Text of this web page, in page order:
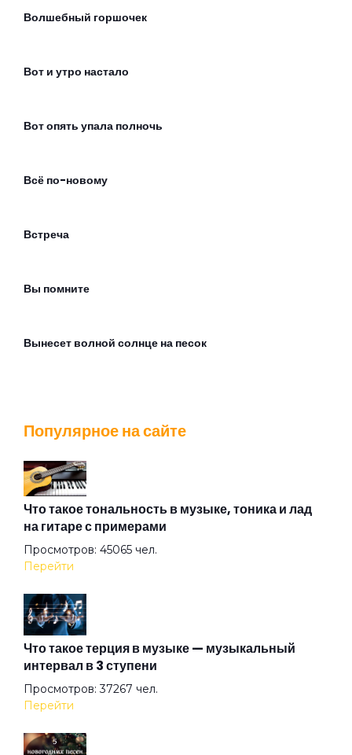
Волшебный горшочек
Вот и утро настало
Вот опять упала полночь
Всё по-новому
Встреча
Вы помните
Вынесет волной солнце на песок
Грачи
Двое
Добрые дела
Дождь
Популярное на сайте
Что такое тональность в музыке, тоника и лад
на гитаре с примерами
Просмотров: 45065 чел.
Перейти
Что такое терция в музыке — музыкальный
интервал в 3 ступени
Просмотров: 37267 чел.
Перейти